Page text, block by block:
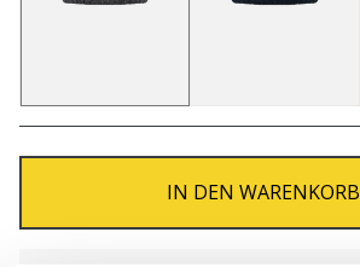
IN DEN WARENKORB